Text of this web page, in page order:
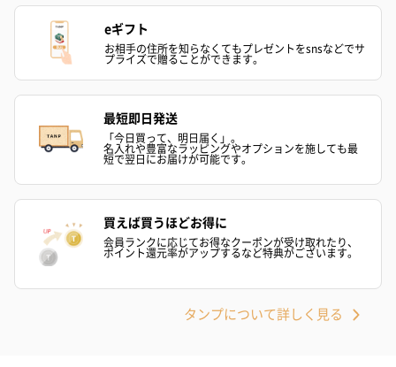
・浴室に置いても問題ないですが、浴室乾燥機の使用
時は高温になるため必ず浴室から出す
・温度が40度以上となる所に置かないこと。
高圧ガスを使用した可燃性の製品であり、危険なた
め、下記の注意を守ること。
①炎や火気の近くで使用しないこと。
置かないこと。
④火の中に入れないこと。
⑤使い切って捨てること。
eギフト
お相手の住所を知らなくてもプレゼントをsnsなどでサ
プライズで贈ることができます。
最短即日発送
「今日買って、明日届く」。
名入れや豊富なラッピングやオプションを施しても最
短で翌日にお届けが可能です。
買えば買うほどお得に
会員ランクに応じてお得なクーポンが受け取れたり、
ポイント還元率がアップするなど特典がございます。
タンプについて詳しく見る